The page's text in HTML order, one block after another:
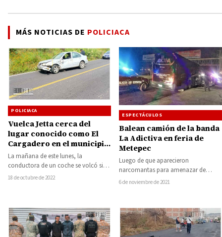
MÁS NOTICIAS DE POLICIACA
POLICIACA
Vuelca Jetta cerca del
lugar conocido como El
Cargadero en el municipio
de Nocupétaro
La mañana de este lunes, la
conductora de un coche se volcó sin
que se registraran personas
18 de octubre de 2022
ESPECTÁCULOS
Balean camión de la banda
La Adictiva en feria de
Metepec
Luego de que aparecieron
narcomantas para amenazar de
muerte a los artistas que se iban a
6 de noviembre de 2021